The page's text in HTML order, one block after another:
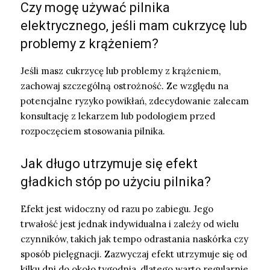
Czy mogę używać pilnika
elektrycznego, jeśli mam cukrzycę lub
problemy z krążeniem?
Jeśli masz cukrzycę lub problemy z krążeniem,
zachowaj szczególną ostrożność. Ze względu na
potencjalne ryzyko powikłań, zdecydowanie zalecam
konsultację z lekarzem lub podologiem przed
rozpoczęciem stosowania pilnika.
Jak długo utrzymuje się efekt
gładkich stóp po użyciu pilnika?
Efekt jest widoczny od razu po zabiegu. Jego
trwałość jest jednak indywidualna i zależy od wielu
czynników, takich jak tempo odrastania naskórka czy
sposób pielęgnacji. Zazwyczaj efekt utrzymuje się od